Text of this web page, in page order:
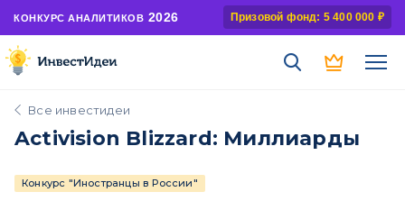
КОНКУРС АНАЛИТИКОВ 2026 Призовой фонд: 5 400 000 ₽
Все инвестидеи
Activision Blizzard: Миллиарды
Конкурс "Иностранцы в России"